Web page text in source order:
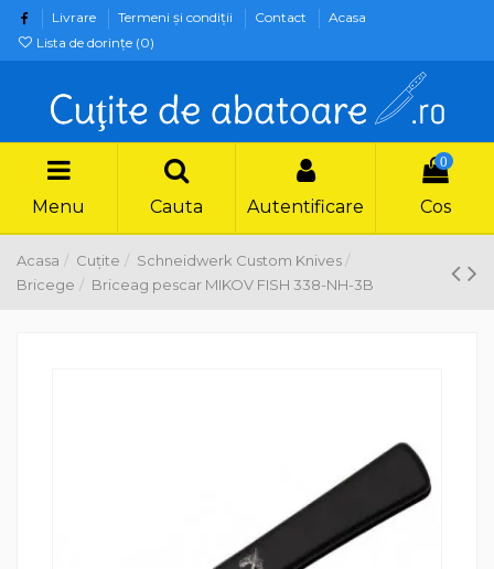
Livrare Termeni şi condiţii Contact
Acasa
Lista de dorințe (0)
Menu Cauta Autentificare
0
Cos
Acasa Cuțite
Schneidwerk Custom Knives
Bricege
Briceag pescar MIKOV FISH 338-NH-3B